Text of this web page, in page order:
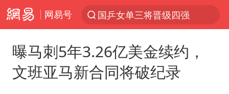
网易号
曝马刺5年3.26亿美金续约，
文班亚马新合同将破纪录